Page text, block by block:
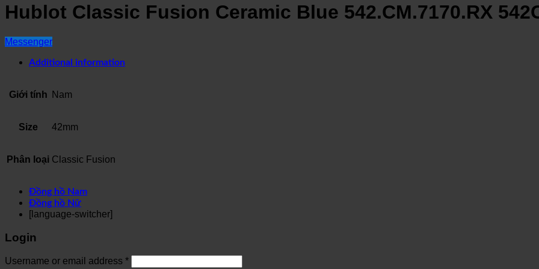
Hublot Classic Fusion Ceramic Blue 542.CM.7170.RX
Messenger
Additional information
Giới tính Nam
Size 42mm
Phân loại Classic Fusion
Đồng hồ Nam
Đồng hồ Nữ
[language-switcher]
Login
Username or email address *